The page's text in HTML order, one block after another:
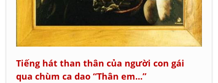
Tiếng hát than thân của người con gái
qua chùm ca dao “Thân em...”